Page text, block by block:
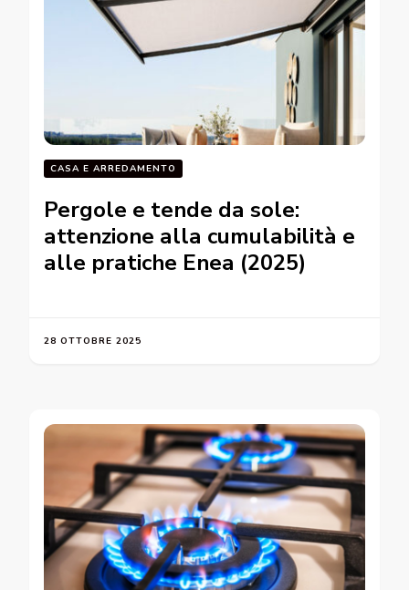
CASA E ARREDAMENTO
Pergole e tende da sole:
attenzione alla cumulabilità e
alle pratiche Enea (2025)
28 OTTOBRE 2025